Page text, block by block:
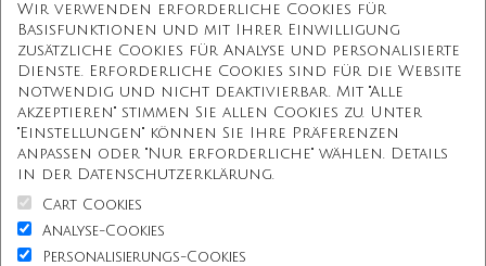
Kostenlose Geschenkbox
Kostenlose Gravur
Unbegrenzte Redesign
ÜBER UNS
Information
Wir verwenden erforderliche Cookies für
Basisfunktionen und mit Ihrer Einwilligung
zusätzliche Cookies für Analyse und personalisierte
Dienste. Erforderliche Cookies sind für die Website
notwendig und nicht deaktivierbar. Mit "Alle
akzeptieren" stimmen Sie allen Cookies zu. Unter
"Einstellungen" können Sie Ihre Präferenzen
anpassen oder "Nur erforderliche" wählen. Details
in der Datenschutzerklärung.
Cart Cookies
Analyse-Cookies
Personalisierungs-Cookies